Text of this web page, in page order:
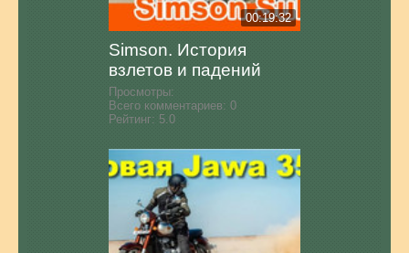
00:19:32
Simson. История
взлетов и падений
Просмотры:
Всего комментариев: 0
Рейтинг: 5.0